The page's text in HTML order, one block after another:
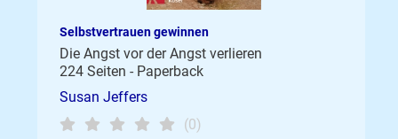
Selbstvertrauen gewinnen
Die Angst vor der Angst verlieren
224 Seiten - Paperback
Susan Jeffers
(0)